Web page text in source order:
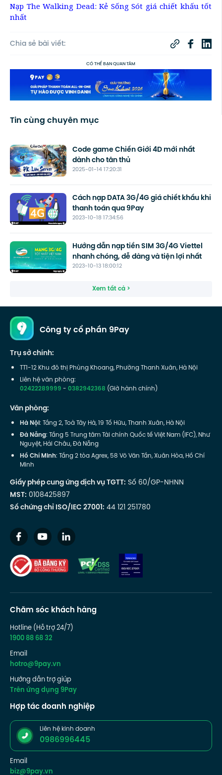
Nạp The Walking Dead: Kẻ Sống Sót giá chiết khấu tốt
nhất
Chia sẻ bài viết:
CÓ THỂ BẠN QUAN TÂM
Tin cùng chuyên mục
2025-01-14 17:20:31
Code game Chiến Giới 4D mới nhất
dành cho tân thủ
2023-10-18 17:34:56
Cách nạp DATA 3G/4G giá chiết khấu khi
thanh toán qua 9Pay
2023-10-13 18:00:12
Hướng dẫn nạp tiền SIM 3G/4G Viettel
nhanh chóng, dễ dàng và tiện lợi nhất
Xem tất cả >
Công ty cổ phần 9Pay
Trụ sở chính:
TT1-12 Khu đô thị Phùng Khoang, Phường Thanh Xuân, Hà Nội
Liên hệ văn phòng:
02422289999-0382942368 (Giờ hành chính)
Văn phòng:
Hà Nội: Tầng 2, Toà Tây Hà, 19 Tố Hữu, Thanh Xuân, Hà Nội
Đà Nẵng: Tầng 5 Trung tâm Tài chính Quốc tế Việt Nam (IFC), Như
Nguyệt, Hải Châu, Đà Nẵng
Hồ Chí Minh: Tầng 2 tòa Agrex, 58 Võ Văn Tần, Xuân Hòa, Hồ Chí
Minh
Giấy phép cung ứng dịch vụ TGTT: Số 60/GP-NHNN
MST: 0108425897
Số chứng chỉ ISO/IEC 27001: 44 121 251780
Chăm sóc khách hàng
Hotline (Hỗ trợ 24/7)
1900 88 68 32
Email
hotro@9pay.vn
Hướng dẫn trợ giúp
Trên ứng dụng 9Pay
Hợp tác doanh nghiệp
Liên hệ kinh doanh
0986996445
Email
biz@9pay.vn